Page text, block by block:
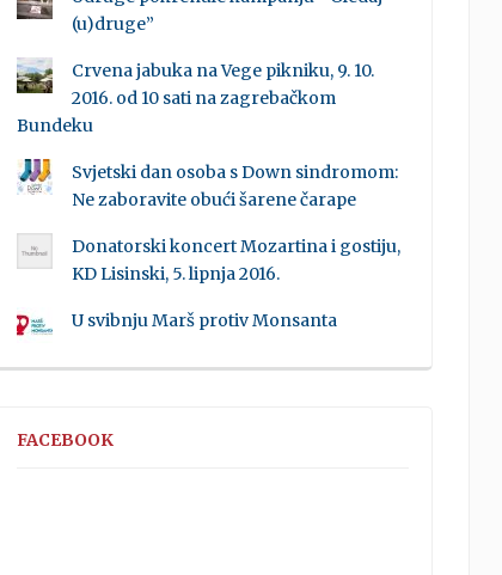
(u)druge”
Crvena jabuka na Vege pikniku, 9. 10.
2016. od 10 sati na zagrebačkom
Bundeku
Svjetski dan osoba s Down sindromom:
Ne zaboravite obući šarene čarape
Donatorski koncert Mozartina i gostiju,
KD Lisinski, 5. lipnja 2016.
U svibnju Marš protiv Monsanta
FACEBOOK